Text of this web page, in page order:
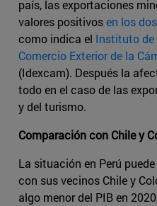
país, las exportaciones
valores positivosen los
como indica el Instituto de
Comercio Exterior de la
(Idexcam). Después la
todo en el caso de las
y del turismo.
Comparación con Chile y
La situación en Perú
con sus vecinos Chile y
algo menor del PIB en